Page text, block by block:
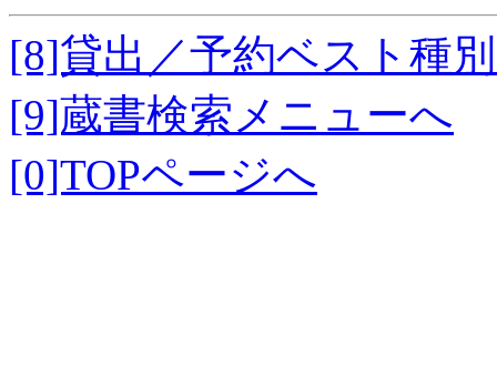
[8]貸出／予約ベスト種
[9]蔵書検索メニューへ
[0]TOPページへ